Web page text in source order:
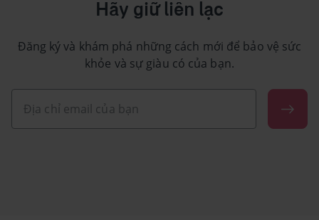
Hãy giữ liên lạc
Đăng ký và khám phá những cách mới để bảo vệ sức
khỏe và sự giàu có của bạn.